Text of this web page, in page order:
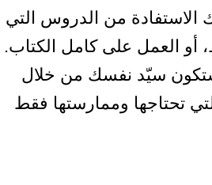
من الدروس التي
أو العمل على كامل الكتاب.
ستكون سيّد نفسك من خلال
تحتاجها وممارستها فقط